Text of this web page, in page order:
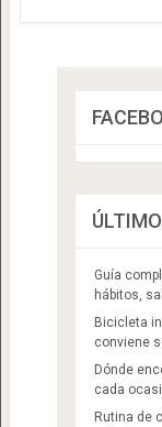
Guía
hábitos,
Bicicleta
conviene
Dónde
cada
Rutina de